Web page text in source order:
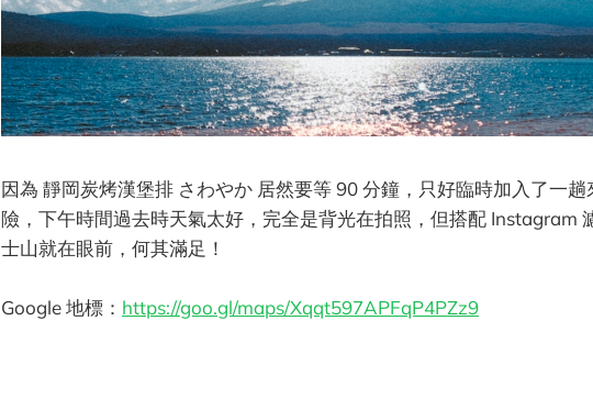
因為 靜岡炭烤漢堡排 さわやか 居然要等 90 分鐘，只好臨時加入了一
險，下午時間過去時天氣太好，完全是背光在拍照，但搭配 Instagram
士山就在眼前，何其滿足！
Google 地標： https://goo.gl/maps/Xqqt597APFqP4PZz9